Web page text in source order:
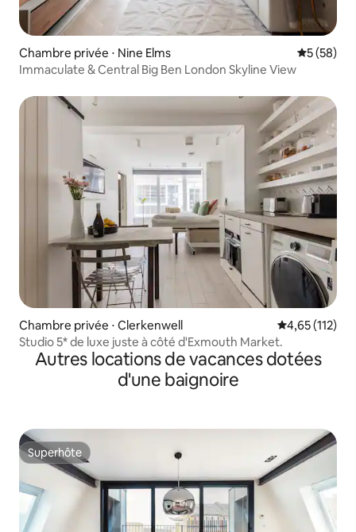
Chambre privée ⋅ Nine Elms
5 (58)
Immaculate & Central Big Ben London Skyline View
Chambre privée ⋅ Clerkenwell Évaluation
4,65 (112)
Studio 5* de luxe juste à côté d'Exmouth Market.
Autres locations de vacances dotées
d'une baignoire
Superhôte
Superhôte